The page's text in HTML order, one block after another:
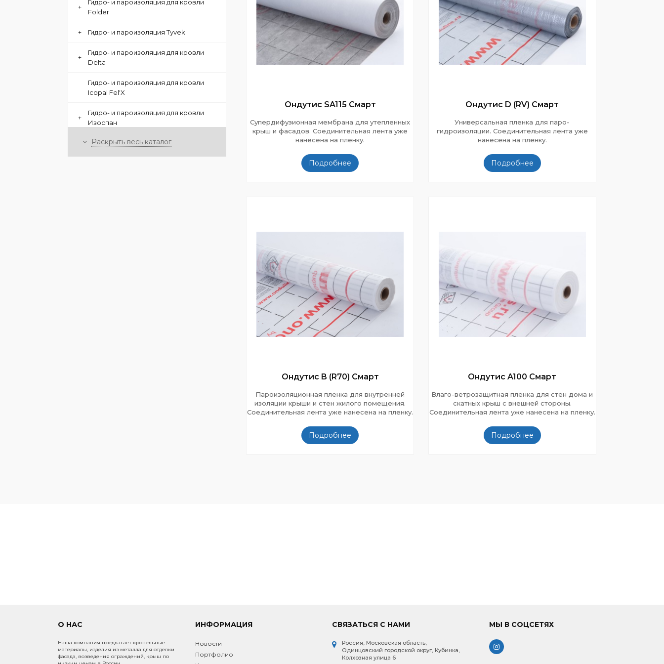
Гидро- и пароизоляция для кровли
Folder
+
Гидро- и пароизоляция Tyvek
+
Гидро- и пароизоляция для кровли
Delta
+
Гидро- и пароизоляция для кровли
Icopal Fel'X
Гидро- и пароизоляция для кровли
Изоспан
+
Гидро-пароизоляция Optima
Раскрыть весь каталог
Ондутис SA115 Смарт
Супердифузионная мембрана для утепленных
крыш и фасадов. Соединительная лента уже
нанесена на пленку.
Подробнее
Ондутис D (RV) Смарт
Универсальная пленка для паро-
гидроизоляции. Соединительная лента уже
нанесена на пленку.
Подробнее
Ондутис B (R70) Смарт
Пароизоляционная пленка для внутренней
изоляции крыши и стен жилого помещения.
Соединительная лента уже нанесена на пленку.
Подробнее
Ондутис A100 Смарт
Влаго-ветрозащитная пленка для стен дома и
скатных крыш с внешней стороны.
Соединительная лента уже нанесена на пленку.
Подробнее
О НАС
Наша компания предлагает кровельные
материалы, изделия из металла для отделки
фасада, возведения ограждений, крыш по
ИНФОРМАЦИЯ
Новости
Портфолио
СВЯЗАТЬСЯ С НАМИ
Россия, Московская область,
Одинцовский городской округ, Кубинка,
Колхозная улица 6
МЫ В СОЦСЕТЯХ